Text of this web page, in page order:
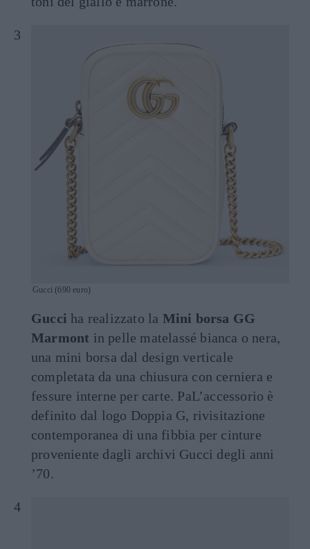
Gucci (690 euro)
Gucci ha realizzato la Mini borsa GG
Marmont in pelle matelassé bianca o nera,
una mini borsa dal design verticale
completata da una chiusura con cerniera e
fessure interne per carte. PaL’accessorio è
definito dal logo Doppia G, rivisitazione
contemporanea di una fibbia per cinture
proveniente dagli archivi Gucci degli anni
’70.